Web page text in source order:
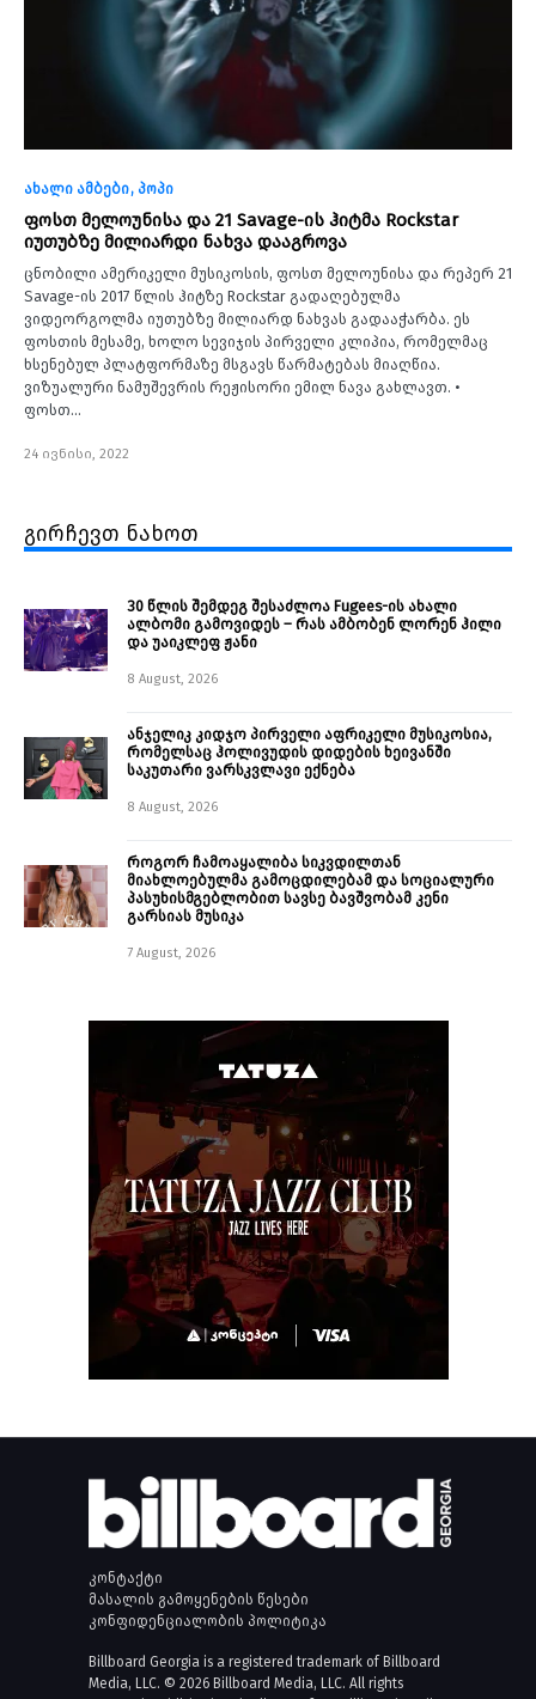
ახალი ამბები პოპი
ფოსთ მელოუნისა და 21 Savage-ის ჰიტმა Rockstar
იუთუბზე მილიარდი ნახვა დააგროვა
ცნობილი ამერიკელი მუსიკოსის, ფოსთ მელოუნისა და რეპერ 21
Savage-ის 2017 წლის ჰიტზე Rockstar გადაღებულმა
ვიდეორგოლმა იუთუბზე მილიარდ ნახვას გადააჭარბა. ეს
ფოსთის მესამე, ხოლო სევიჯის პირველი კლიპია, რომელმაც
ხსენებულ პლატფორმაზე მსგავს წარმატებას მიაღწია.
ვიზუალური ნამუშევრის რეჟისორი ემილ ნავა გახლავთ. •
ფოსთ…
24 ივნისი, 2022
გირჩევთ ნახოთ
30 წლის შემდეგ შესაძლოა Fugees-ის ახალი
ალბომი გამოვიდეს – რას ამბობენ ლორენ ჰილი
და უაიკლეფ ჟანი
8 August, 2026
ანჯელიკ კიდჯო პირველი აფრიკელი მუსიკოსია,
რომელსაც ჰოლივუდის დიდების ხეივანში
საკუთარი ვარსკვლავი ექნება
8 August, 2026
როგორ ჩამოაყალიბა სიკვდილთან
მიახლოებულმა გამოცდილებამ და სოციალური
პასუხისმგებლობით სავსე ბავშვობამ კენი
გარსიას მუსიკა
7 August, 2026
კონტაქტი
მასალის გამოყენების წესები
კონფიდენციალობის პოლიტიკა
Billboard Georgia is a registered trademark of Billboard
Media, LLC. © 2026 Billboard Media, LLC. All rights